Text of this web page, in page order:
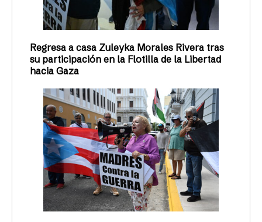
Regresa a casa Zuleyka Morales Rivera tras
su participación en la Flotilla de la Libertad
hacia Gaza